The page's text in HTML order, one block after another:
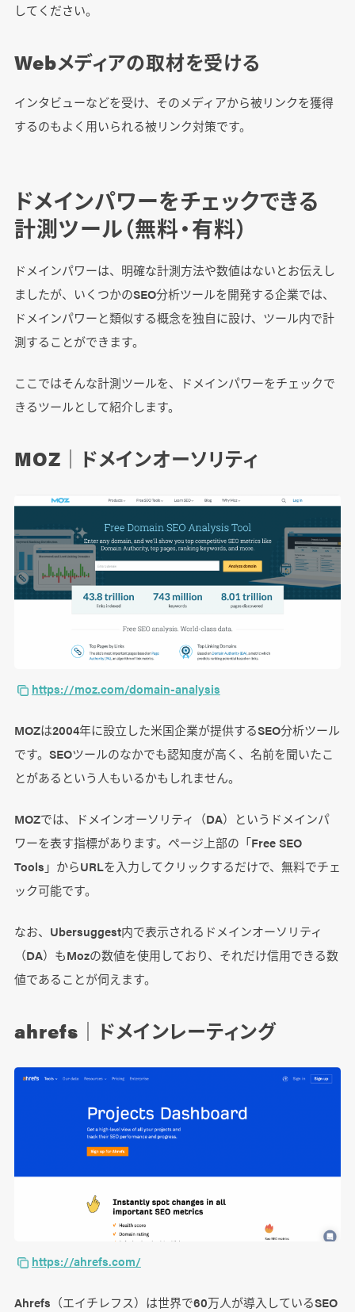
してください。
Webメディアの取材を受ける
インタビューなどを受け、そのメディアから被リンクを獲得
するのもよく用いられる被リンク対策です。
ドメインパワーをチェックできる
計測ツール（無料・有料）
ドメインパワーは、明確な計測方法や数値はないとお伝えし
ましたが、いくつかのSEO分析ツールを開発する企業では、
ドメインパワーと類似する概念を独自に設け、ツール内で計
測することができます。
ここではそんな計測ツールを、ドメインパワーをチェックで
きるツールとして紹介します。
MOZ｜ドメインオーソリティ
https://moz.com/domain-analysis
MOZは2004年に設立した米国企業が提供するSEO分析ツール
です。SEOツールのなかでも認知度が高く、名前を聞いたこ
とがあるという人もいるかもしれません。
MOZでは、ドメインオーソリティ（DA）というドメインパ
ワーを表す指標があります。ページ上部の「Free SEO
Tools」からURLを入力してクリックするだけで、無料でチェ
ック可能です。
なお、Ubersuggest内で表示されるドメインオーソリティ
（DA）もMozの数値を使用しており、それだけ信用できる数
値であることが伺えます。
ahrefs｜ドメインレーティング
https://ahrefs.com/
Ahrefs（エイチレフス）は世界で60万人が導入しているSEO